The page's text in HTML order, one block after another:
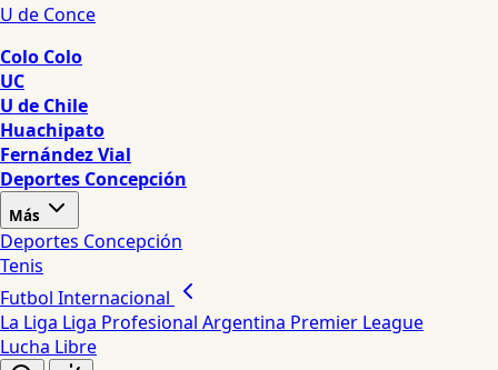
U de Conce
Colo Colo
UC
U de Chile
Huachipato
Fernández Vial
Deportes Concepción
Más
Deportes Concepción
Tenis
Futbol Internacional
La Liga Liga Profesional Argentina Premier League
Lucha Libre